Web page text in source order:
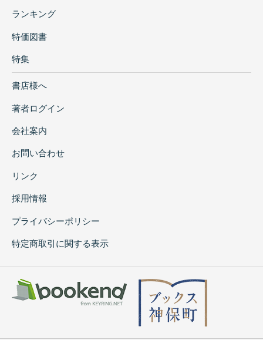
ランキング
特価図書
特集
書店様へ
著者ログイン
会社案内
お問い合わせ
リンク
採用情報
プライバシーポリシー
特定商取引に関する表示